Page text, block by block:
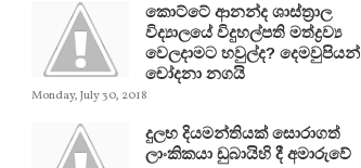
කොට්ටේ ආනන්ද ශාස්ත‍්‍රාල
විද්‍යාලයේ විදුහල්පති මත්ද්‍රව්‍ය
වෙලදාමට හවුල්ද? දෙමවුපියන්
චෝදනා නගයි
Monday, July 30, 2018
දුලභ දියමන්තියක් සොරාගත්
ලාංකිකයා ඩුබායිහි දී අමාරුවේ